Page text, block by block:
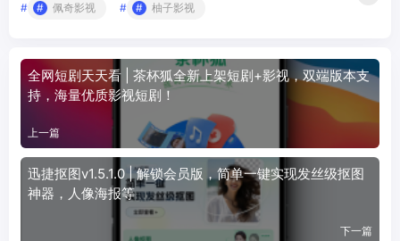
# 佩奇影视 # 柚子影视
全网短剧天天看 | 茶杯狐全新上架短剧+影视，双端版本支
持，海量优质影视短剧！
上一篇
迅捷抠图v1.5.1.0 | 解锁会员版，简单一键实现发丝级抠图
神器，人像海报等
下一篇